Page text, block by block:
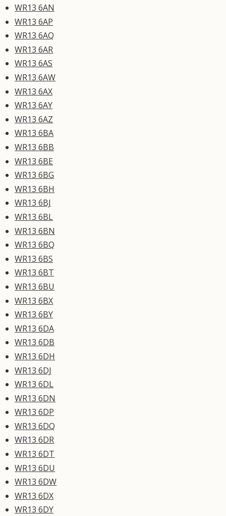
WR13 6AN
WR13 6AP
WR13 6AQ
WR13 6AR
WR13 6AS
WR13 6AW
WR13 6AX
WR13 6AY
WR13 6AZ
WR13 6BA
WR13 6BB
WR13 6BE
WR13 6BG
WR13 6BH
WR13 6BJ
WR13 6BL
WR13 6BN
WR13 6BQ
WR13 6BS
WR13 6BT
WR13 6BU
WR13 6BX
WR13 6BY
WR13 6DA
WR13 6DB
WR13 6DH
WR13 6DJ
WR13 6DL
WR13 6DN
WR13 6DP
WR13 6DQ
WR13 6DR
WR13 6DT
WR13 6DU
WR13 6DW
WR13 6DX
WR13 6DY